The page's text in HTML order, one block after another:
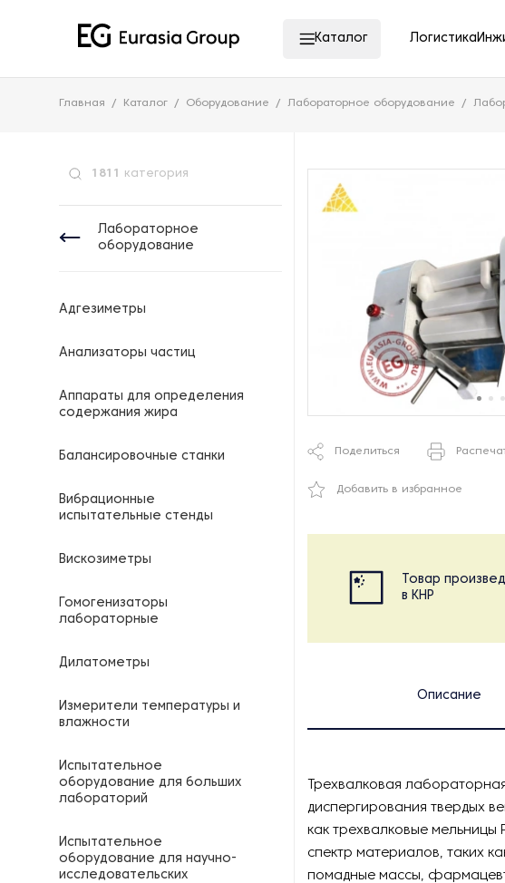
Каталог Логистика
Главная Каталог Оборудование Лабораторное оборудование
1811 категория
Лабораторное
оборудование
Адгезиметры
Анализаторы частиц
Аппараты для определения
содержания жира
Балансировочные станки
Вибрационные
испытательные стенды
Вискозиметры
Гомогенизаторы
лабораторные
Дилатометры
Измерители температуры и
влажности
Испытательное
оборудование для больших
лабораторий
Испытательное
оборудование для научно-
исследовательских
Поделиться
Добавить в избранное
Товар
в КНР
Описание
Трехвалковая
диспергирования твердых
как трехвалковые
спектр материалов, таких
помадные массы,